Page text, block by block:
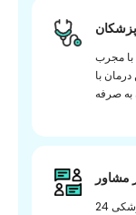
با مجرب
با
به صرفه
مشاور
پشتیبانی و کمک مشاور پزشکی 24x7 در طول سفر